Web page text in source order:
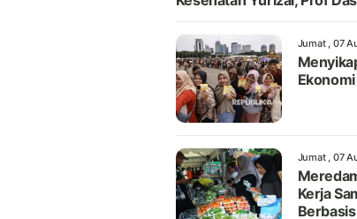
Jumat , 07
Jumat , 07
Kerja